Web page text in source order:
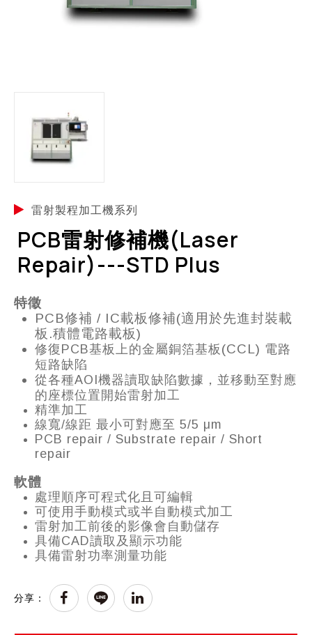
雷射製程加工機系列
PCB雷射修補機(Laser
Repair)---STD Plus
特徵
PCB修補 / IC載板修補(適用於先進封裝載
板.積體電路載板)
修復PCB基板上的金屬銅箔基板 (CCL) 電路
短路缺陷
從各種AOI機器讀取缺陷數據，並移動至對應
的座標位置開始雷射加工
精準加工
線寬/線距 最小可對應至 5/5 μm
PCB repair / Substrate repair / Short
repair
軟體
處理順序可程式化且可編輯
可使用手動模式或半自動模式加工
雷射加工前後的影像會自動儲存
具備CAD讀取及顯示功能
具備雷射功率測量功能
分享：